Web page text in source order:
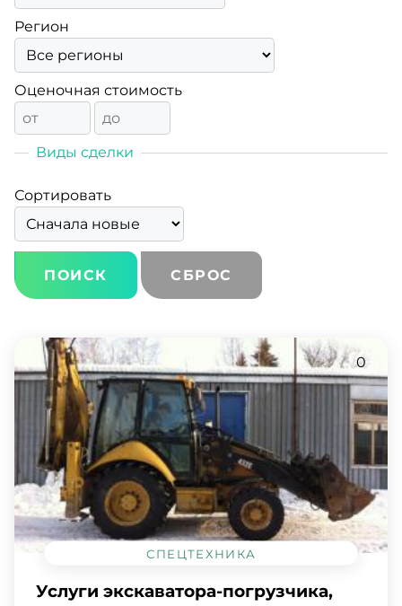
Регион
Оценочная стоимость
Виды сделки
Сортировать
СБРОС
0
СПЕЦТЕХНИКА
Услуги экскаватора-погрузчика,